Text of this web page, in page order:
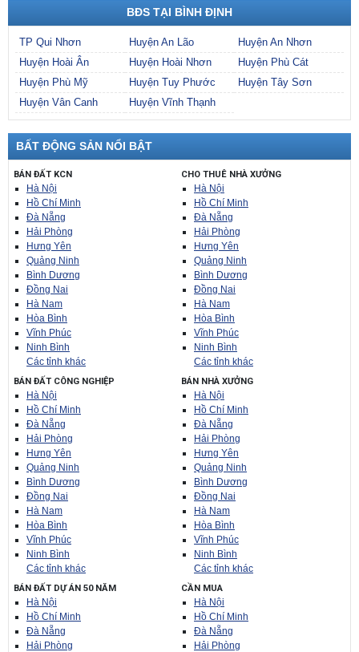
BĐS TẠI BÌNH ĐỊNH
TP Qui Nhơn Huyện An Lão
Huyện An Nhơn
Huyện Hoài Ân
Huyện Hoài Nhơn
Huyện Phù Cát
Huyện Phù Mỹ
Huyện Tuy Phước
Huyện Tây Sơn
Huyện Vân Canh
Huyện Vĩnh Thạnh
BẤT ĐỘNG SẢN NỔI BẬT
BÁN ĐẤT KCN
Hà Nội
Hồ Chí Minh
Đà Nẵng
Hải Phòng
Hưng Yên
Quảng Ninh
Bình Dương
Đồng Nai
Hà Nam
Hòa Bình
Vĩnh Phúc
Ninh Bình
Các tỉnh khác
CHO THUÊ NHÀ XƯỞNG
Hà Nội
Hồ Chí Minh
Đà Nẵng
Hải Phòng
Hưng Yên
Quảng Ninh
Bình Dương
Đồng Nai
Hà Nam
Hòa Bình
Vĩnh Phúc
Ninh Bình
Các tỉnh khác
BÁN ĐẤT CÔNG NGHIỆP
Hà Nội
Hồ Chí Minh
Đà Nẵng
Hải Phòng
Hưng Yên
Quảng Ninh
Bình Dương
Đồng Nai
Hà Nam
Hòa Bình
Vĩnh Phúc
Ninh Bình
Các tỉnh khác
BÁN NHÀ XƯỞNG
Hà Nội
Hồ Chí Minh
Đà Nẵng
Hải Phòng
Hưng Yên
Quảng Ninh
Bình Dương
Đồng Nai
Hà Nam
Hòa Bình
Vĩnh Phúc
Ninh Bình
Các tỉnh khác
BÁN ĐẤT DỰ ÁN 50 NĂM
Hà Nội
Hồ Chí Minh
Đà Nẵng
Hải Phòng
CẦN MUA
Hà Nội
Hồ Chí Minh
Đà Nẵng
Hải Phòng